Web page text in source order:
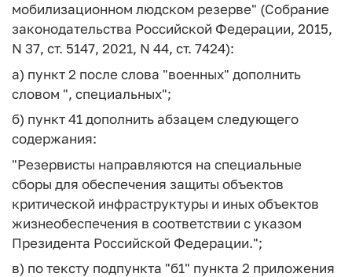
мобилизационном людском резерве" (Собрание
законодательства Российской Федерации, 2015,
N 37, ст. 5147, 2021, N 44, ст. 7424):
а) пункт 2 после слова "военных" дополнить
словом ", специальных";
б) пункт 41 дополнить абзацем следующего
содержания:
"Резервисты направляются на специальные
сборы для обеспечения защиты объектов
критической инфраструктуры и иных объектов
жизнеобеспечения в соответствии с указом
Президента Российской Федерации.";
в) по тексту подпункта "б1" пункта 2 приложения